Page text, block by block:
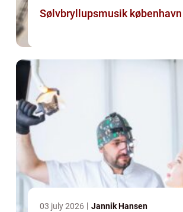
Sølvbryllupsmusik københavn
03 july 2026 Jannik Hansen